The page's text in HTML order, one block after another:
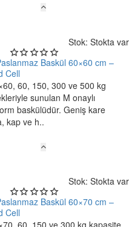
Stok: Stokta var
Baskül 60×60 cm –
Cell
60, 150, 300 ve 500 kg
sunulan M onaylı
baskülüdür. Geniş kare
kap ve h..
Stok: Stokta var
Baskül 60×70 cm –
Cell